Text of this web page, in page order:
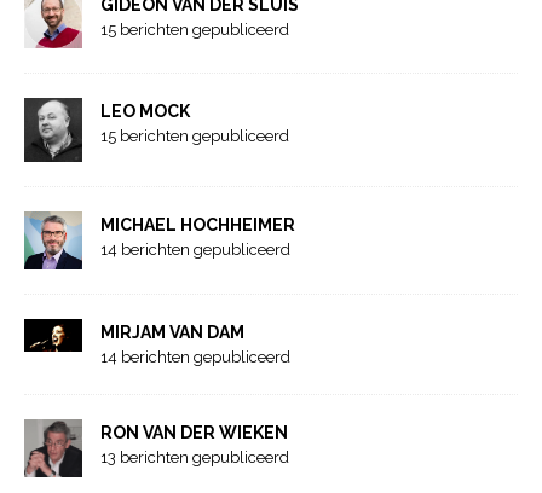
GIDEON VAN DER SLUIS
15 berichten gepubliceerd
LEO MOCK
15 berichten gepubliceerd
MICHAEL HOCHHEIMER
14 berichten gepubliceerd
MIRJAM VAN DAM
14 berichten gepubliceerd
RON VAN DER WIEKEN
13 berichten gepubliceerd